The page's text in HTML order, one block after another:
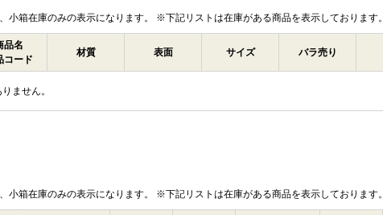
小箱在庫のみの表示になります。 ※下記リストは在庫がある商品を表示しております。
品名
コード
材質 表面 サイズ バラ売り
ません。
小箱在庫のみの表示になります。 ※下記リストは在庫がある商品を表示しております。